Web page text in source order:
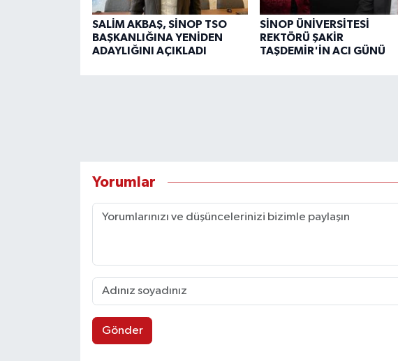
SALİM AKBAŞ, SİNOP TSO
BAŞKANLIĞINA YENİDEN
ADAYLIĞINI AÇIKLADI
SİNOP ÜNİVERSİTESİ
REKTÖRÜ ŞAKİR
TAŞDEMİR'İN ACI GÜNÜ
Yorumlar
Gönder